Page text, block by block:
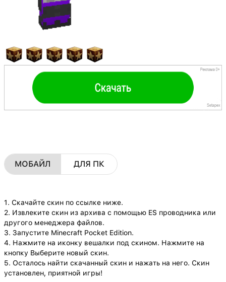
МОБАЙЛ ДЛЯ ПК
1. Скачайте скин по ссылке ниже.
2. Извлеките скин из архива с помощью ES проводника или
другого менеджера файлов.
3. Запустите Minecraft Pocket Edition.
4. Нажмите на иконку вешалки под скином. Нажмите на
кнопку Выберите новый скин.
5. Осталось найти скачанный скин и нажать на него. Скин
установлен, приятной игры!